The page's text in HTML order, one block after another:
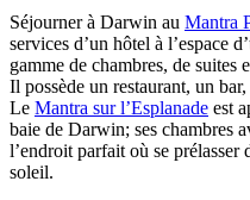
Séjourner à Darwin au Mantra
services d’un hôtel à l’espace
gamme de chambres, de suites
Il possède un restaurant, un
Le Mantra sur l’Esplanade est
baie de Darwin; ses chambres
l’endroit parfait où se
soleil.